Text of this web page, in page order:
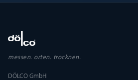
messen. orten. trocknen.
DÖLCO GmbH